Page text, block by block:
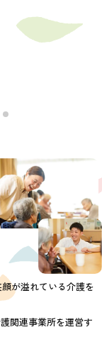
が溢れている介護を
関連事業所を運営す